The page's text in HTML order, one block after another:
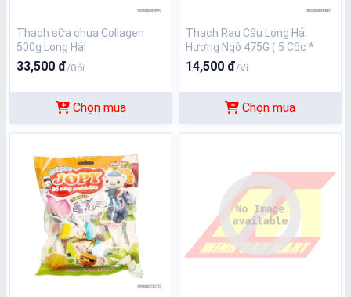
Thạch sữa chua Collagen
500g Long HảI
33,500 đ/Gói
Chọn mua
Thạch Rau Câu Long Hải
Hương Ngô 475G ( 5 Cốc *
95G)
14,500 đ/Vỉ
Chọn mua